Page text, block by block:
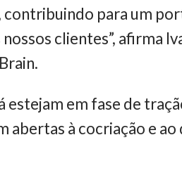
contribuindo para um
clientes”, afirma
estejam em fase de
abertas à cocriação e